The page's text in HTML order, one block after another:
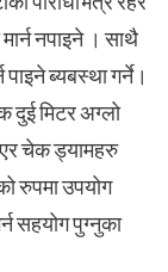
नपाइने । साथै
पाइने ब्यबस्था गर्ने।
दुई मिटर अग्लो
चेक ड्यामहरु
रुपमा उपयोग
सहयोग पुग्नुका